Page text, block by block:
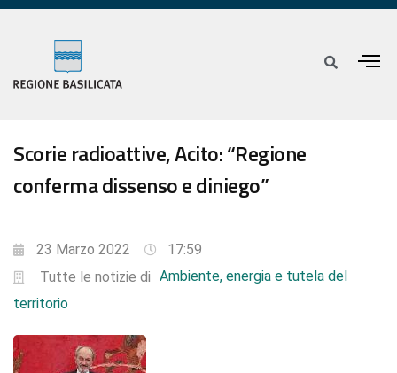
Scorie radioattive, Acito: “Regione
conferma dissenso e diniego”
23 Marzo 2022
17:59
Tutte le notizie di Ambiente, energia e tutela del
territorio